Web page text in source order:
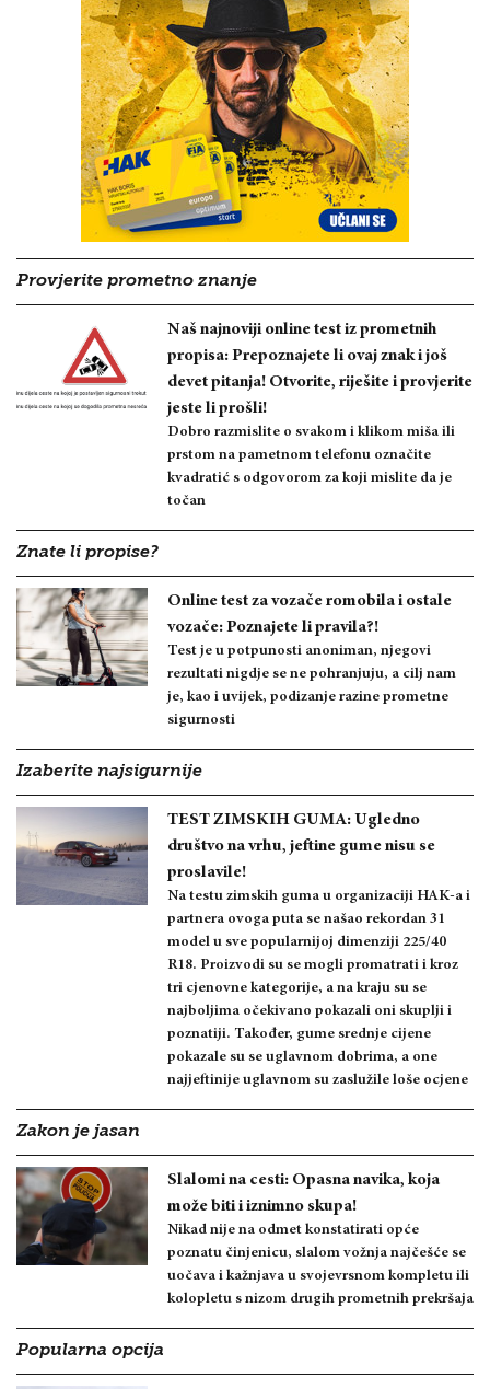
Provjerite prometno znanje
Naš najnoviji online test iz prometnih
propisa: Prepoznajete li ovaj znak i još
devet pitanja! Otvorite, riješite i provjerite
jeste li prošli!
Dobro razmislite o svakom i klikom miša ili
prstom na pametnom telefonu označite
kvadratić s odgovorom za koji mislite da je
točan
Znate li propise?
Online test za vozače romobila i ostale
vozače: Poznajete li pravila?!
Test je u potpunosti anoniman, njegovi
rezultati nigdje se ne pohranjuju, a cilj nam
je, kao i uvijek, podizanje razine prometne
sigurnosti
Izaberite najsigurnije
TEST ZIMSKIH GUMA: Ugledno
društvo na vrhu, jeftine gume nisu se
proslavile!
Na testu zimskih guma u organizaciji HAK-a i
partnera ovoga puta se našao rekordan 31
model u sve popularnijoj dimenziji 225/40
R18. Proizvodi su se mogli promatrati i kroz
tri cjenovne kategorije, a na kraju su se
najboljima očekivano pokazali oni skuplji i
poznatiji. Također, gume srednje cijene
pokazale su se uglavnom dobrima, a one
najjeftinije uglavnom su zaslužile loše ocjene
Zakon je jasan
Slalomi na cesti: Opasna navika, koja
može biti i iznimno skupa!
Nikad nije na odmet konstatirati opće
poznatu činjenicu, slalom vožnja najčešće se
uočava i kažnjava u svojevrsnom kompletu ili
kolopletu s nizom drugih prometnih prekršaja
Popularna opcija